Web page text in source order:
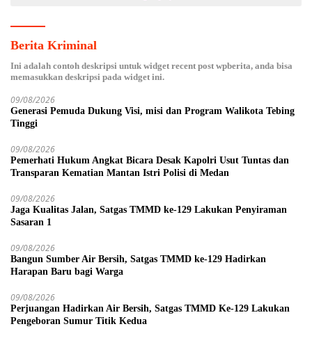
Berita Kriminal
Ini adalah contoh deskripsi untuk widget recent post wpberita, anda bisa
memasukkan deskripsi pada widget ini.
09/08/2026
Generasi Pemuda Dukung Visi, misi dan Program Walikota Tebing
Tinggi
09/08/2026
Pemerhati Hukum Angkat Bicara Desak Kapolri Usut Tuntas dan
Transparan Kematian Mantan Istri Polisi di Medan
09/08/2026
Jaga Kualitas Jalan, Satgas TMMD ke-129 Lakukan Penyiraman
Sasaran 1
09/08/2026
Bangun Sumber Air Bersih, Satgas TMMD ke-129 Hadirkan
Harapan Baru bagi Warga
09/08/2026
Perjuangan Hadirkan Air Bersih, Satgas TMMD Ke-129 Lakukan
Pengeboran Sumur Titik Kedua